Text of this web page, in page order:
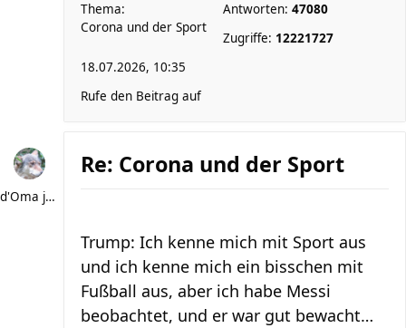
Thema:
Corona und der Sport
Antworten: 47080
Zugriffe: 12221727
18.07.2026, 10:35
Rufe den Beitrag auf
d'Oma joggt
Re: Corona und der Sport
Trump: Ich kenne mich mit Sport aus
und ich kenne mich ein bisschen mit
Fußball aus, aber ich habe Messi
beobachtet, und er war gut bewacht…